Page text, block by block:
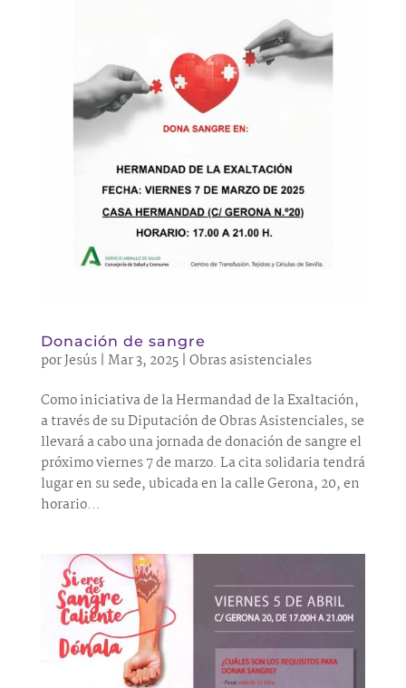
Donación de sangre
porJesús| Mar 3, 2025| Obras asistenciales
Como iniciativa de la Hermandad de la Exaltación,
a través de su Diputación de Obras Asistenciales, se
llevará a cabo una jornada de donación de sangre el
próximo viernes 7 de marzo. La cita solidaria tendrá
lugar en su sede, ubicada en la calle Gerona, 20, en
horario...